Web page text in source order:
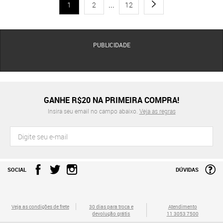
1 2 ... 12
PUBLICIDADE
GANHE R$20 NA PRIMEIRA COMPRA!
Insira seu email no campo abaixo. Veja as regras
SOCIAL DÚVIDAS
Veja as condições de frete
30 dias para troca e
devolução grátis
Atendimento
11 3053 7500